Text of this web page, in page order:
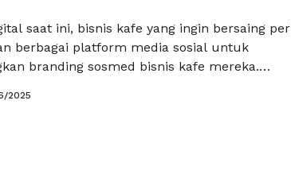
saat ini, bisnis kafe yang ingin bersaing
berbagai platform media sosial untuk
branding sosmed bisnis kafe mereka.
informasi, tetapi juga menjadi sarana efektif
2025